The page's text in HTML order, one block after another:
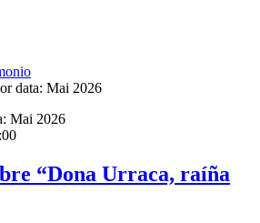
data: Mai 2026
Mai 2026
“Dona Urraca, raíña